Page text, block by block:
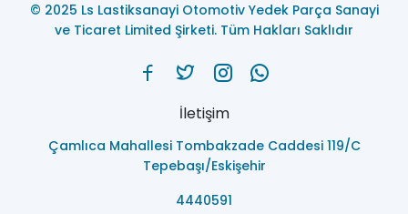
© 2025 Ls Lastiksanayi Otomotiv Yedek Parça Sanayi
ve Ticaret Limited Şirketi. Tüm Hakları Saklıdır
İletişim
Çamlıca Mahallesi Tombakzade Caddesi 119/C
Tepebaşı/Eskişehir
4440591